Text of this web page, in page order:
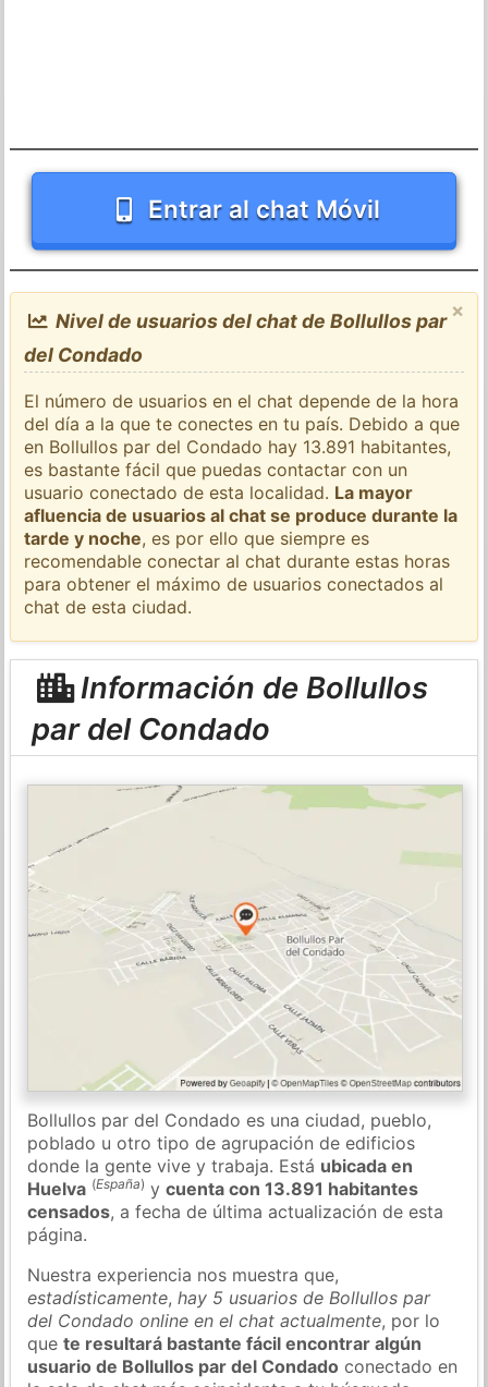
Entrar al chat Móvil
×
Nivel de usuarios del chat de Bollullos par
del Condado
El número de usuarios en el chat depende de la hora
del día a la que te conectes en tu país. Debido a que
en Bollullos par del Condado hay 13.891 habitantes,
es bastante fácil que puedas contactar con un
usuario conectado de esta localidad. La mayor
afluencia de usuarios al chat se produce durante la
tarde y noche, es por ello que siempre es
recomendable conectar al chat durante estas horas
para obtener el máximo de usuarios conectados al
chat de esta ciudad.
Información de Bollullos
par del Condado
Bollullos par del Condado es una ciudad, pueblo,
poblado u otro tipo de agrupación de edificios
donde la gente vive y trabaja. Está ubicada en
Huelva (España) ycuenta con 13.891 habitantes
censados, a fecha de última actualización de esta
página.
Nuestra experiencia nos muestra que,
estadísticamente,hay 5 usuarios de Bollullos par
del Condado online en el chat actualmente, por lo
quete resultará bastante fácil encontrar algún
usuario de Bollullos par del Condado conectado en